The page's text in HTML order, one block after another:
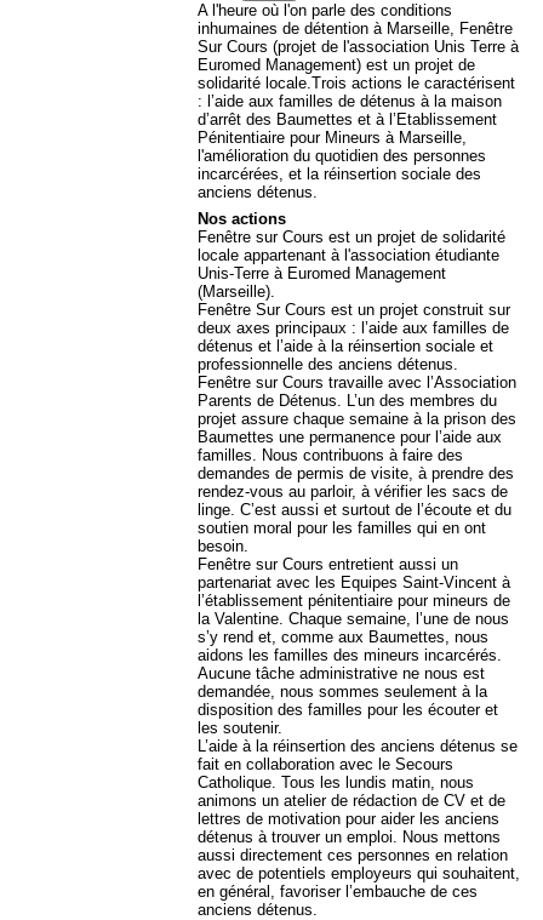
A l'heure où l'on parle des conditions
inhumaines de détention à Marseille, Fenêtre
Sur Cours (projet de l'association Unis Terre à
Euromed Management) est un projet de
solidarité locale.Trois actions le caractérisent
: l’aide aux familles de détenus à la maison
d’arrêt des Baumettes et à l’Etablissement
Pénitentiaire pour Mineurs à Marseille,
l'amélioration du quotidien des personnes
incarcérées, et la réinsertion sociale des
anciens détenus.
Nos actions
Fenêtre sur Cours est un projet de solidarité
locale appartenant à l'association étudiante
Unis-Terre à Euromed Management
(Marseille).
Fenêtre Sur Cours est un projet construit sur
deux axes principaux : l’aide aux familles de
détenus et l’aide à la réinsertion sociale et
professionnelle des anciens détenus.
Fenêtre sur Cours travaille avec l’Association
Parents de Détenus. L’un des membres du
projet assure chaque semaine à la prison des
Baumettes une permanence pour l’aide aux
familles. Nous contribuons à faire des
demandes de permis de visite, à prendre des
rendez-vous au parloir, à vérifier les sacs de
linge. C’est aussi et surtout de l’écoute et du
soutien moral pour les familles qui en ont
besoin.
Fenêtre sur Cours entretient aussi un
partenariat avec les Equipes Saint-Vincent à
l’établissement pénitentiaire pour mineurs de
la Valentine. Chaque semaine, l’une de nous
s’y rend et, comme aux Baumettes, nous
aidons les familles des mineurs incarcérés.
Aucune tâche administrative ne nous est
demandée, nous sommes seulement à la
disposition des familles pour les écouter et
les soutenir.
L’aide à la réinsertion des anciens détenus se
fait en collaboration avec le Secours
Catholique. Tous les lundis matin, nous
animons un atelier de rédaction de CV et de
lettres de motivation pour aider les anciens
détenus à trouver un emploi. Nous mettons
aussi directement ces personnes en relation
avec de potentiels employeurs qui souhaitent,
en général, favoriser l’embauche de ces
anciens détenus.